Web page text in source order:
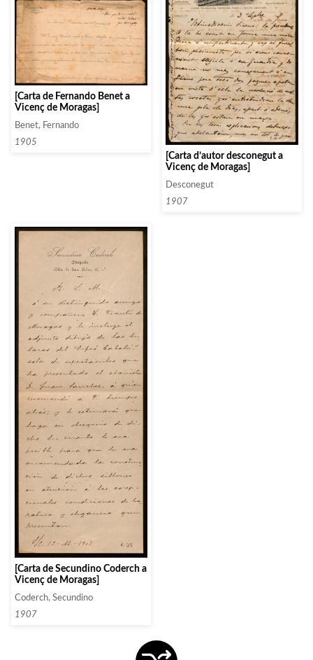
[Carta de Fernando Benet a
Vicenç de Moragas]
Benet, Fernando
1905
[Carta d’autor desconegut a
Vicenç de Moragas]
Desconegut
1907
[Carta de Secundino Coderch a
Vicenç de Moragas]
Coderch, Secundino
1907